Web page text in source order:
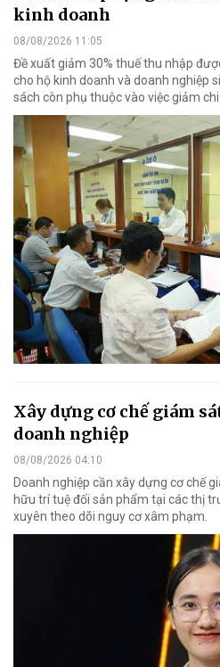
kinh doanh
08/08/2026 11:05
Đề xuất giảm 30% thuế thu nhập
cho hộ kinh doanh và doanh nghiệp
sách còn phụ thuộc vào việc giảm
Xây dựng cơ chế giám
doanh nghiệp
08/08/2026 04:10
Doanh nghiệp cần xây dựng cơ chế
hữu trí tuệ đối sản phẩm tại các thị
xuyên theo dõi nguy cơ xâm phạm.